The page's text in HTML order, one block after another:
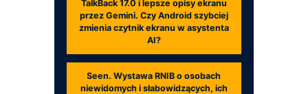
TalkBack 17.0 i lepsze opisy ekranu
przez Gemini. Czy Android szybciej
zmienia czytnik ekranu w asystenta
AI?
Seen. Wystawa RNIB o osobach
niewidomych i słabowidzących, ich